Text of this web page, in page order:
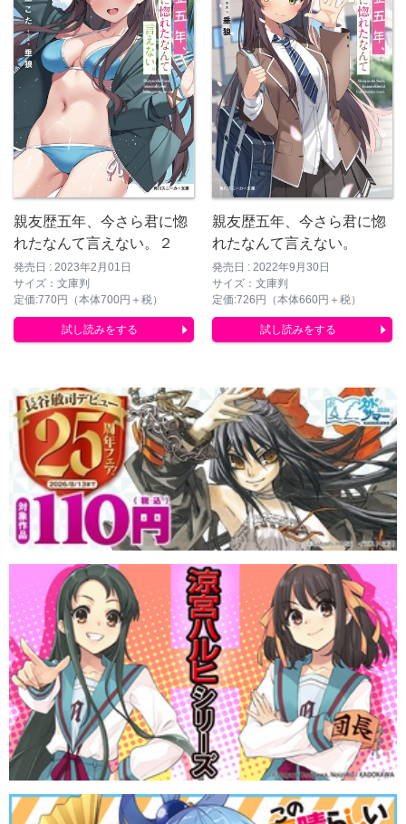
親友歴五年、今さら君に惚
れたなんて言えない。２
発売日 : 2023年2月01日
サイズ：文庫判
定価:770円（本体700円＋税）
試し読みをする
親友歴五年、今さら君に惚
れたなんて言えない。
発売日 : 2022年9月30日
サイズ：文庫判
定価:726円（本体660円＋税）
試し読みをする